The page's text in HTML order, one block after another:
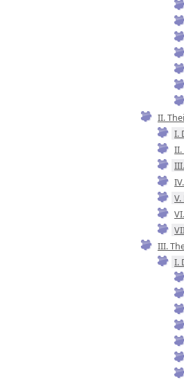
II.
I.
II.
III.
I.